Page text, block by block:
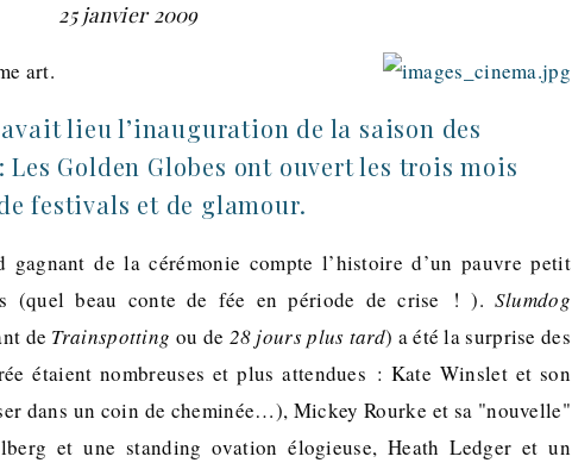
25 janvier 2009
art.
lieu l’inauguration de la saison des
Golden Globes ont ouvert les trois mois
festivals et de glamour.
de la cérémonie compte l’histoire d’un pauvre petit
(quel beau conte de fée en période de crise ! ). Slumdog
de Trainspotting ou de 28 jours plus tard) a été la surprise des
étaient nombreuses et plus attendues : Kate Winslet et son
dans un coin de cheminée…), Mickey Rourke et sa nouvelle
et une standing ovation élogieuse, Heath Ledger et un